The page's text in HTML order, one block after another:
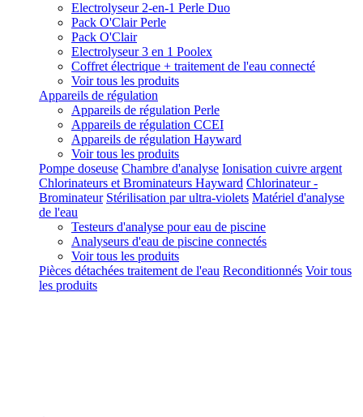
Electrolyseur 2-en-1 Perle Duo
Pack O'Clair Perle
Pack O'Clair
Electrolyseur 3 en 1 Poolex
Coffret électrique + traitement de l'eau connecté
Voir tous les produits
Appareils de régulation
Appareils de régulation Perle
Appareils de régulation CCEI
Appareils de régulation Hayward
Voir tous les produits
Pompe doseuse Chambre d'analyse Ionisation cuivre argent
Chlorinateurs et Brominateurs Hayward Chlorinateur -
Brominateur Stérilisation par ultra-violets Matériel d'analyse
de l'eau
Testeurs d'analyse pour eau de piscine
Analyseurs d'eau de piscine connectés
Voir tous les produits
Pièces détachées traitement de l'eau Reconditionnés Voir tous
les produits